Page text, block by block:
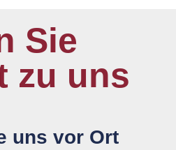
Sie
zu uns
uns vor Ort